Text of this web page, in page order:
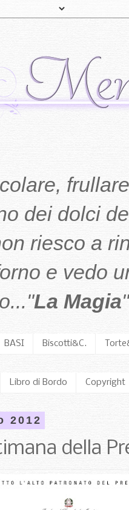
dei dolci
riesco a
e vedo
La Magia
BASI Biscotti&C.
Libro di Bordo Copyright
2012
della